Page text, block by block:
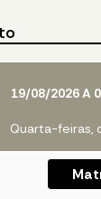
19/08/2026 A
Quarta-feiras,